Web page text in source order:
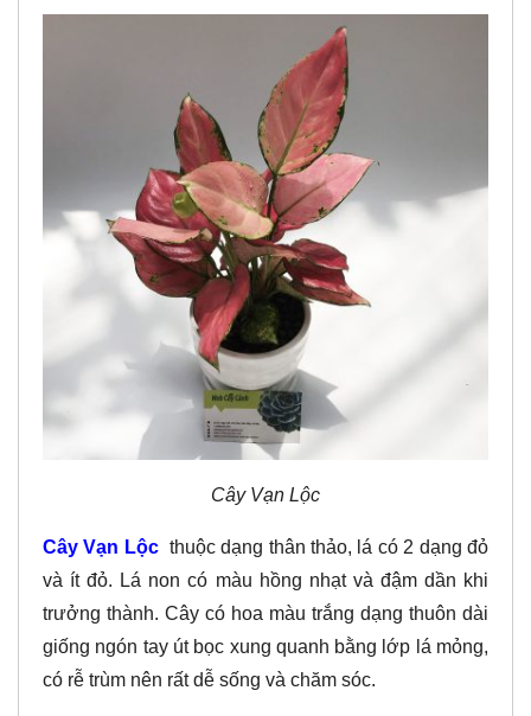
Cây Vạn Lộc
Cây Vạn Lộcthuộc dạng thân thảo, lá có 2 dạng đỏ
và ít đỏ. Lá non có màu hồng nhạt và đậm dần khi
trưởng thành. Cây có hoa màu trắng dạng thuôn dài
giống ngón tay út bọc xung quanh bằng lớp lá mỏng,
có rễ trùm nên rất dễ sống và chăm sóc.